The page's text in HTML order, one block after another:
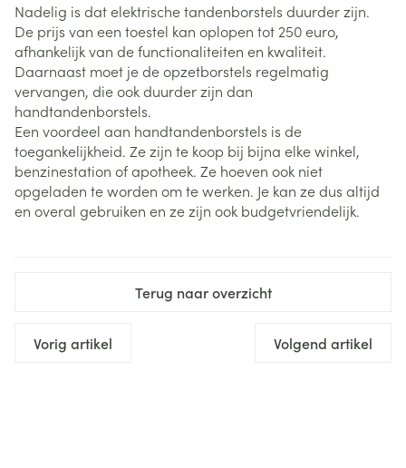
Nadelig is dat elektrische tandenborstels duurder zijn.
De prijs van een toestel kan oplopen tot 250 euro,
afhankelijk van de functionaliteiten en kwaliteit.
Daarnaast moet je de opzetborstels regelmatig
vervangen, die ook duurder zijn dan
handtandenborstels.
Een voordeel aan handtandenborstels is de
toegankelijkheid. Ze zijn te koop bij bijna elke winkel,
benzinestation of apotheek. Ze hoeven ook niet
opgeladen te worden om te werken. Je kan ze dus altijd
en overal gebruiken en ze zijn ook budgetvriendelijk.
Terug naar overzicht
Vorig artikel Volgend artikel